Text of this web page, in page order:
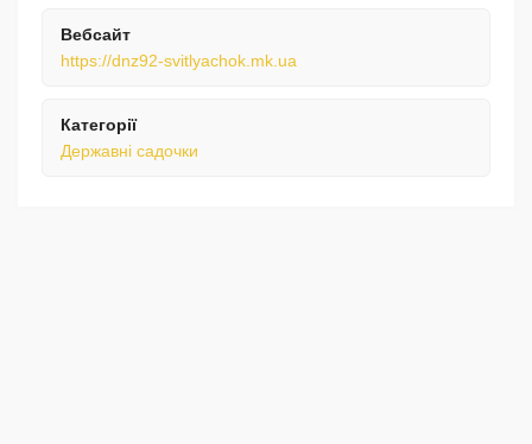
Вебсайт
https://dnz92-svitlyachok.mk.ua
Категорії
Державні садочки